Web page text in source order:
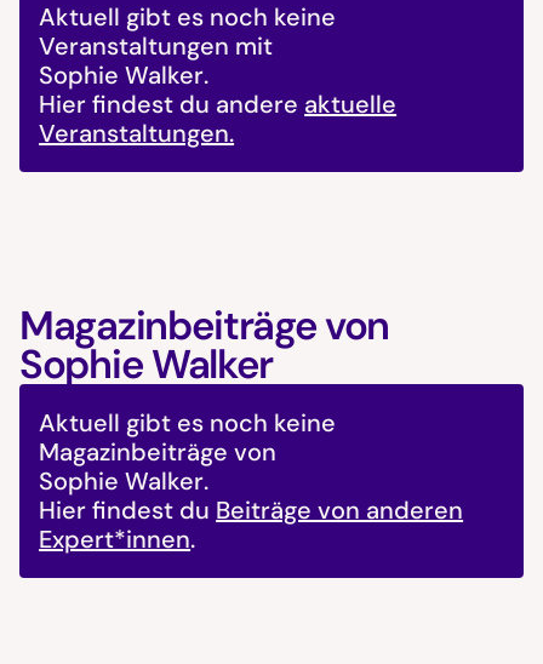
Aktuell gibt es noch keine
Veranstaltungen mit
Sophie Walker.
Hier findest du andere aktuelle
Veranstaltungen.
Magazinbeiträge von
Sophie Walker
Aktuell gibt es noch keine
Magazinbeiträge von
Sophie Walker.
Hier findest du Beiträge von anderen
Expert*innen.